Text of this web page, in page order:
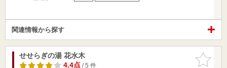
関連情報から探す
お気に入
りに追加
せせらぎの湯 花水木
4.4点/ 5 件